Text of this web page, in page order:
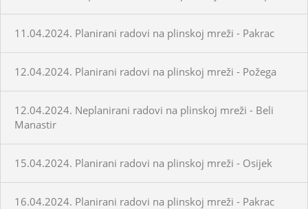
11.04.2024. Planirani radovi na plinskoj mreži - Pakrac
12.04.2024. Planirani radovi na plinskoj mreži - Požega
12.04.2024. Neplanirani radovi na plinskoj mreži - Beli
Manastir
15.04.2024. Planirani radovi na plinskoj mreži - Osijek
16.04.2024. Planirani radovi na plinskoj mreži - Pakrac